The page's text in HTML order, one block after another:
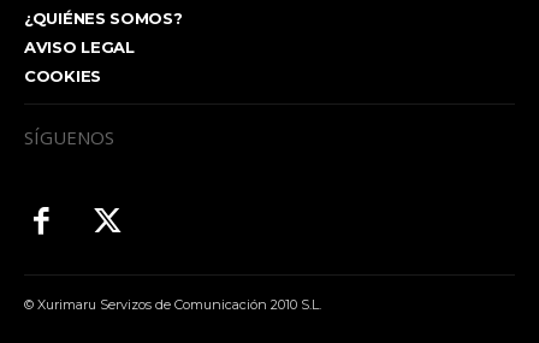
¿QUIÉNES SOMOS?
AVISO LEGAL
COOKIES
SÍGUENOS
© Xurimaru Servizos de Comunicación 2010 S.L.